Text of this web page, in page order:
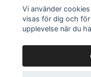
Vi använder
visas för dig och
upplevelse när du